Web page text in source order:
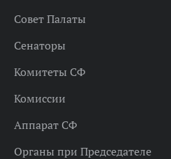
Совет Палаты
Сенаторы
Комитеты СФ
Комиссии
Аппарат СФ
Органы при Председателе